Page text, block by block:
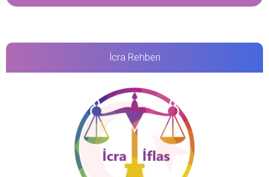
İcra Rehberi